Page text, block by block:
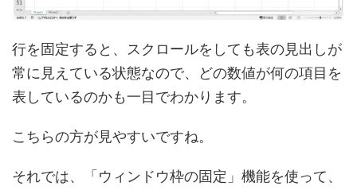
行を固定すると、スクロールをしても表の見出しが
常に見えている状態なので、どの数値が何の項目を
表しているのかも一目でわかります。
こちらの方が見やすいですね。
それでは、「ウィンドウ枠の固定」機能を使って、